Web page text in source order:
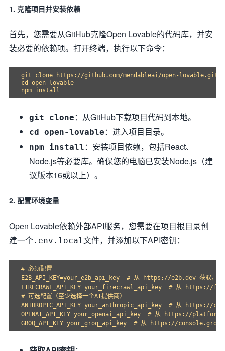
1. 克隆项目并安装依赖
首先，您需要从GitHub克隆Open Lovable的代码库，并安
装必要的依赖项。打开终端，执行以下命令：
git clone https://github.com/mendableai/open-lovable.git
cd open-lovable
git clone ：从GitHub下载项目代码到本地。
cd open-lovable ：进入项目目录。
npm install ：安装项目依赖，包括React、
Node.js等必要库。确保您的电脑已安装Node.js（建
议版本16或以上）。
2. 配置环境变量
Open Lovable依赖外部API服务，您需要在项目根目录创
建一个.env.local 文件，并添加以下API密钥：
# 必须配置
E2B_API_KEY=your_e2b_api_key  # 从 https://e2b.dev 获取，用
FIRECRAWL_API_KEY=your_firecrawl_api_key  # 从 https://
# 可选配置（至少选择一个AI提供商）
ANTHROPIC_API_KEY=your_anthropic_api_key  # 从 https://
OPENAI_API_KEY=your_openai_api_key  # 从 https://